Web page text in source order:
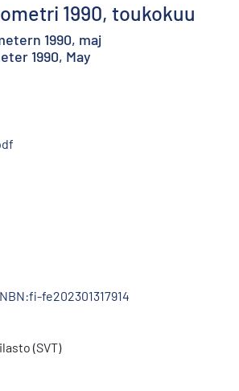
1990, toukokuu
1990, maj
1990, May
fe202301317914
(SVT)